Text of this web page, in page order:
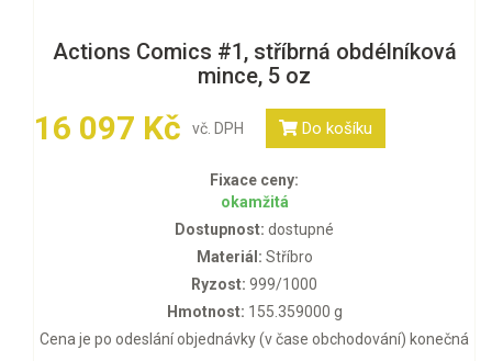
Actions Comics #1, stříbrná obdélníková
mince, 5 oz
16 097 Kč vč. DPH Do košíku
Fixace ceny:
okamžitá
Dostupnost: dostupné
Materiál: Stříbro
Ryzost: 999/1000
Hmotnost: 155.359000 g
Cena je po odeslání objednávky (v čase obchodování) konečná